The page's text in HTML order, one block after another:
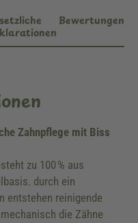
Bewertungen
Zahnpflege mit Biss
zu 100 % aus
durch ein
entstehen reinigende
die Zähne